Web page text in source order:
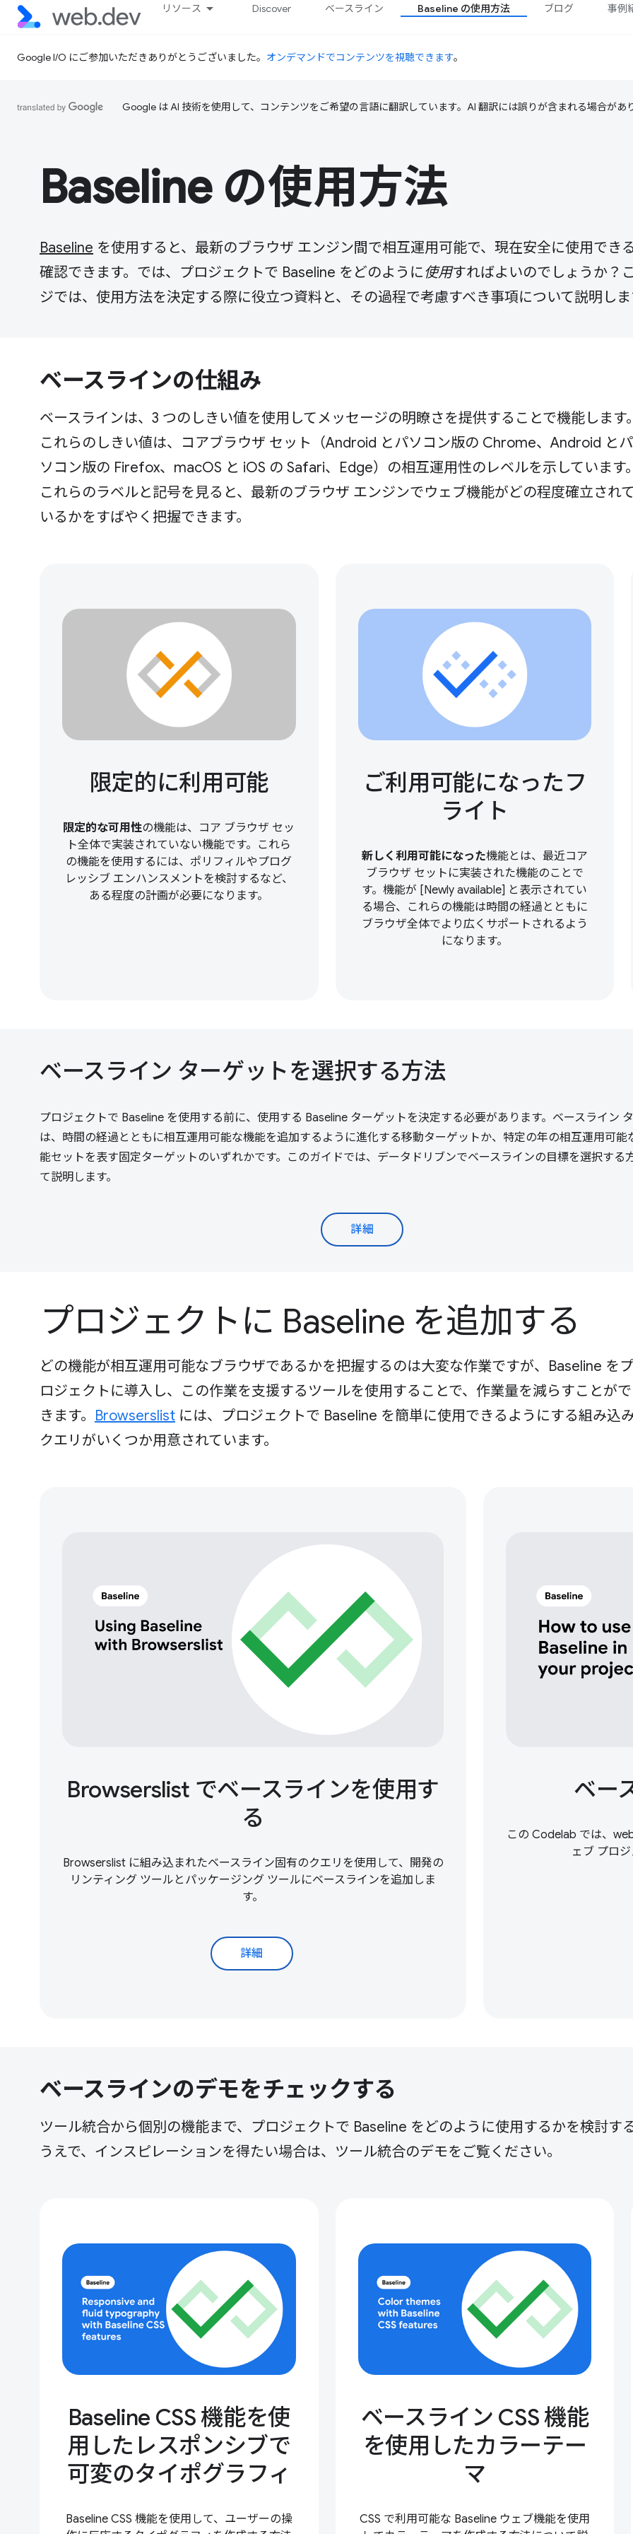
リソース Discover ベースライン Baseline の使用方法 ブログ 事例
Google I/O にご参加いただきありがとうございました。 オンデマンドでコンテンツを視聴できます。
Google は AI 技術を使用して、コンテンツをご希望の言語に翻訳しています。AI 翻訳には誤りが含まれる場合があ
Baseline の使用方法
Baseline を使用すると、最新のブラウザ エンジン間で相互運用可能で、現在安全に使用でき
確認できます。では、プロジェクトで Baseline をどのように使用すればよいのでしょうか？
ジでは、使用方法を決定する際に役立つ資料と、その過程で考慮すべき事項について説明し
ベースラインの仕組み
ベースラインは、3 つのしきい値を使用してメッセージの明瞭さを提供することで機能します
これらのしきい値は、コアブラウザ セット（Android とパソコン版の Chrome、Android とパ
ソコン版の Firefox、macOS と iOS の Safari、Edge）の相互運用性のレベルを示しています
これらのラベルと記号を見ると、最新のブラウザ エンジンでウェブ機能がどの程度確立され
いるかをすばやく把握できます。
限定的に利用可能
限定的な可用性の機能は、コア ブラウザ セッ
ト全体で実装されていない機能です。これら
の機能を使用するには、ポリフィルやプログ
レッシブ エンハンスメントを検討するなど、
ある程度の計画が必要になります。
ご利用可能になったフ
ライト
新しく利用可能になった機能とは、最近コア
ブラウザ セットに実装された機能のことで
す。機能が [Newly available] と表示されてい
る場合、これらの機能は時間の経過とともに
ブラウザ全体でより広くサポートされるよう
になります。
ベースライン ターゲットを選択する方法
プロジェクトで Baseline を使用する前に、使用する Baseline ターゲットを決定する必要があります。ベースライン
は、時間の経過とともに相互運用可能な機能を追加するように進化する移動ターゲットか、特定の年の相互運用可能
能セットを表す固定ターゲットのいずれかです。このガイドでは、データドリブンでベースラインの目標を選択する
て説明します。
詳細
プロジェクトに Baseline を追加する
どの機能が相互運用可能なブラウザであるかを把握するのは大変な作業ですが、Baseline をプ
ロジェクトに導入し、この作業を支援するツールを使用することで、作業量を減らすことがで
きます。 Browserslist には、プロジェクトで Baseline を簡単に使用できるようにする組み込
クエリがいくつか用意されています。
Browserslist でベースラインを使用す
る
Browserslist に組み込まれたベースライン固有のクエリを使用して、開発の
リンティング ツールとパッケージング ツールにベースラインを追加しま
す。
詳細
ベー
この Codelab では、
ェブ プロ
ベースラインのデモをチェックする
ツール統合から個別の機能まで、プロジェクトで Baseline をどのように使用するかを検討す
うえで、インスピレーションを得たい場合は、ツール統合のデモをご覧ください。
Baseline CSS 機能を使
用したレスポンシブで
可変のタイポグラフィ
Baseline CSS 機能を使用して、ユーザーの操
ベースライン CSS 機能
を使用したカラーテー
マ
CSS で利用可能な Baseline ウェブ機能を使用